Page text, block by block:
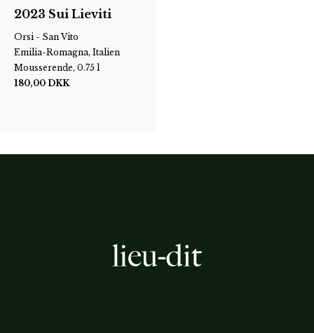
2023 Sui Lieviti
Orsi - San Vito
Emilia-Romagna, Italien
Mousserende, 0.75 l
180,00 DKK